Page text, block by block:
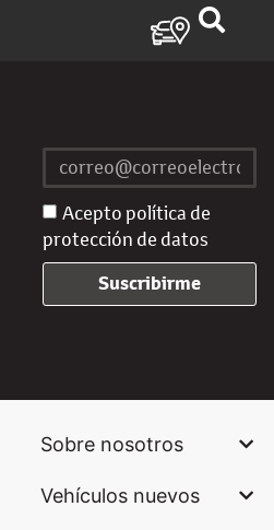
Acepto política de
protección de datos
Suscribirme
Sobre nosotros
Vehículos nuevos